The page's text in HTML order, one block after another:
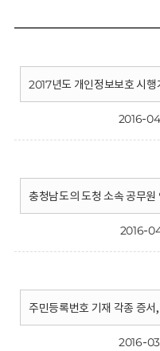
2017년도 개인정보보호 시행
2016-
충청남도의 도청 소속 공무
2016-
주민등록번호 기재 각종 증
2016-